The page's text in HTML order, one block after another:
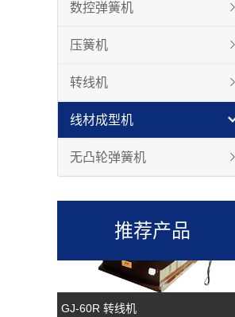
数控弹簧机
压簧机
转线机
线材成型机
无凸轮弹簧机
推荐产品
GJ-60R 转线机